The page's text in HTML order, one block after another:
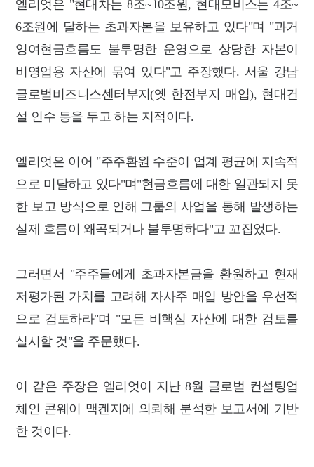
엘리엇은 "현대차는 8조~10조원, 현대모비스는 4조~
6조원에 달하는 초과자본을 보유하고 있다"며 "과거
잉여현금흐름도 불투명한 운영으로 상당한 자본이
비영업용 자산에 묶여 있다"고 주장했다. 서울 강남
글로벌비즈니스센터부지(옛 한전부지 매입), 현대건
설 인수 등을 두고 하는 지적이다.
엘리엇은 이어 "주주환원 수준이 업계 평균에 지속적
으로 미달하고 있다"며"현금흐름에 대한 일관되지 못
한 보고 방식으로 인해 그룹의 사업을 통해 발생하는
실제 흐름이 왜곡되거나 불투명하다"고 꼬집었다.
그러면서 "주주들에게 초과자본금을 환원하고 현재
저평가된 가치를 고려해 자사주 매입 방안을 우선적
으로 검토하라"며 "모든 비핵심 자산에 대한 검토를
실시할 것"을 주문했다.
이 같은 주장은 엘리엇이 지난 8월 글로벌 컨설팅업
체인 콘웨이 맥켄지에 의뢰해 분석한 보고서에 기반
한 것이다.